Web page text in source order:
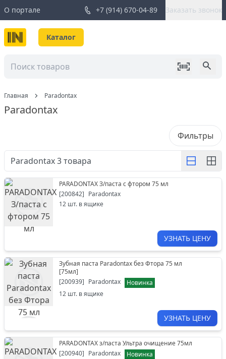
О портале +7 (914) 670-04-89 Заказать звонок
Каталог
Главная Paradontax
Paradontax
Фильтры
Paradontax3товара
PARADONTAX З/паста с фтором 75 мл
[200842] Paradontax
12 шт. в ящике
УЗНАТЬ ЦЕНУ
Зубная паста Paradontax без Фтора 75 мл
[75мл]
[200939] Paradontax
Новинка
12 шт. в ящике
УЗНАТЬ ЦЕНУ
PARADONTAX з/паста Ультра очищение 75мл
[200940] Paradontax
Новинка